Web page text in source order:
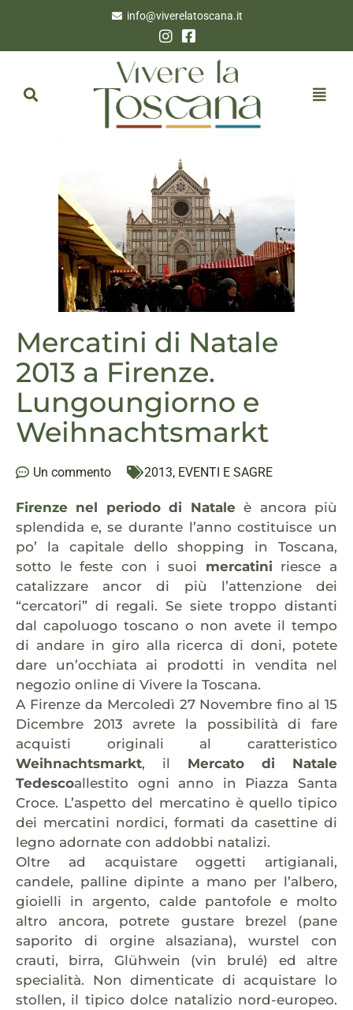
info@viverelatoscana.it
Mercatini di Natale
2013 a Firenze.
Lungoungiorno e
Weihnachtsmarkt
Un commento 2013, EVENTI E SAGRE
Firenze nel periodo di Nataleè ancora più
splendida e, se durante l’anno costituisce un
po’ la capitale dello shopping in Toscana,
sotto le feste con i suoi mercatini riesce a
catalizzare ancor di più l’attenzione dei
“cercatori” di regali. Se siete troppo distanti
dal capoluogo toscano o non avete il tempo
di andare in giro alla ricerca di doni, potete
dare un’occhiata ai prodotti in vendita nel
negozio online di Vivere la Toscana.
A Firenze da Mercoledì 27 Novembre fino al 15
Dicembre 2013 avrete la possibilità di fare
acquisti originali al caratteristico
Weihnachtsmarkt, il Mercato di Natale
Tedescoallestito ogni anno in Piazza Santa
Croce. L’aspetto del mercatino è quello tipico
dei mercatini nordici, formati da casettine di
legno adornate con addobbi natalizi.
Oltre ad acquistare oggetti artigianali,
candele, palline dipinte a mano per l’albero,
gioielli in argento, calde pantofole e molto
altro ancora, potrete gustare brezel (pane
saporito di orgine alsaziana), wurstel con
crauti, birra, Glühwein (vin brulé) ed altre
specialità. Non dimenticate di acquistare lo
stollen, il tipico dolce natalizio nord-europeo.